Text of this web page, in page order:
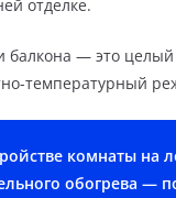
отделке.
— это целый
температурный
комнаты на
обогрева —